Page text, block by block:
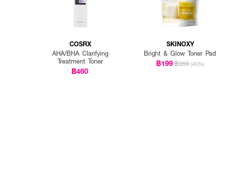
COSRX
AHA/BHA Clarifying
Treatment Toner
฿460
SKINOXY
Bright & Glow Toner Pad
฿199฿359 (45%)